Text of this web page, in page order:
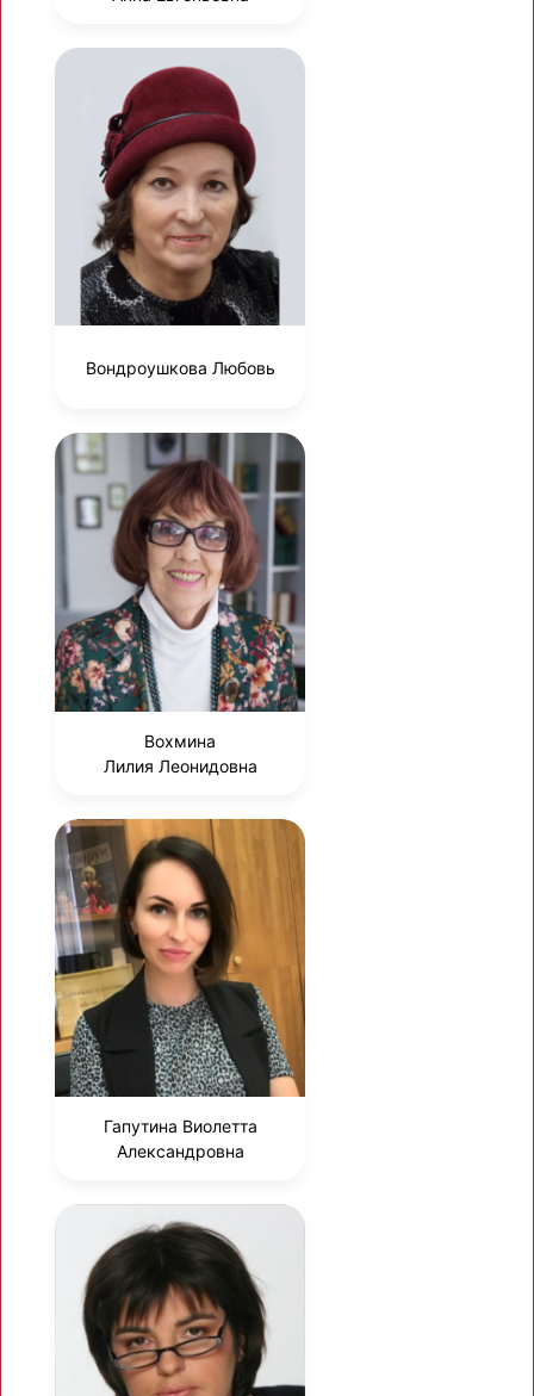
Вондроушкова Любовь
Вохмина
Лилия Леонидовна
Гапутина Виолетта
Александровна